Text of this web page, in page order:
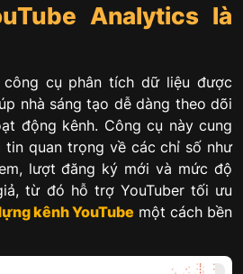
Analytics là
công cụ phân tích dữ liệu được
nhà sáng tạo dễ dàng theo dõi
động kênh. Công cụ này cung
quan trọng về các chỉ số như
lượt đăng ký mới và mức độ
từ đó hỗ trợ YouTuber tối ưu
kênh YouTube một cách bền